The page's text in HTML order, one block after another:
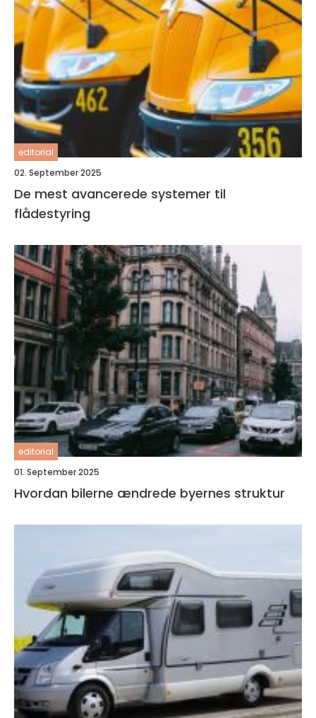
editorial
02. September 2025
De mest avancerede systemer til
flådestyring
editorial
01. September 2025
Hvordan bilerne ændrede byernes struktur